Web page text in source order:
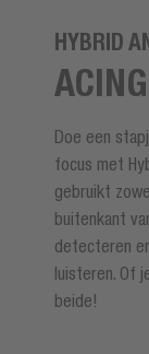
HYBRID
Doe een
focus met
gebruikt
buitenkant
detecteren
luisteren. Of
beide!